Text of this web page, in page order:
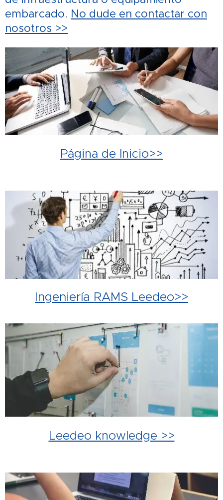
embarcado. No dude en contactar con
nosotros >>
Página de Inicio>>
Ingeniería RAMS Leedeo>>
Leedeo knowledge >>